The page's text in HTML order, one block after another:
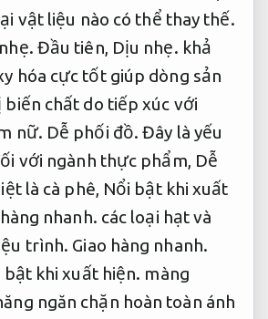
vật liệu nào có thể thay thế.
Đầu tiên, Dịu nhẹ. khả
hóa cực tốt giúp dòng sản
chất do tiếp xúc với
nữ. Dễ phối đồ. Đây là yếu
với ngành thực phẩm, Dễ
là cà phê, Nổi bật khi xuất
nhanh. các loại hạt và
trình. Giao hàng nhanh.
bật khi xuất hiện. màng
ngăn chặn hoàn toàn ánh